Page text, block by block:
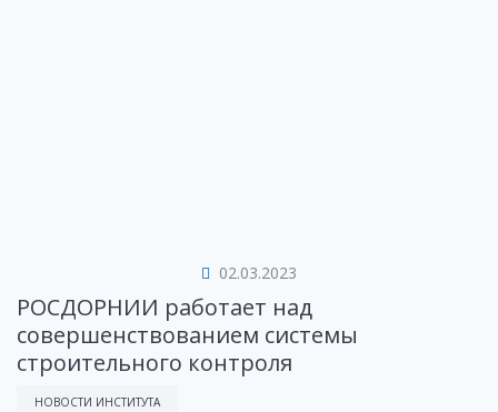
02.03.2023
РОСДОРНИИ работает над
совершенствованием системы
строительного контроля
НОВОСТИ ИНСТИТУТА